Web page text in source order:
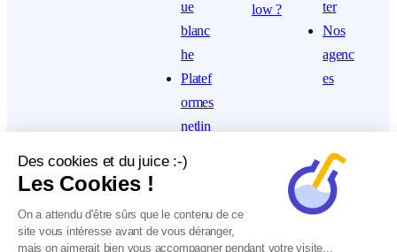
Des cookies et du juice :-)
Les Cookies !
On a attendu d'être sûrs que le contenu de ce
site vous intéresse avant de vous déranger,
mais on aimerait bien vous accompagner pendant votre visite...
ue
blanc
he
Platef
ormes
netlin
low ?
ter
Nos
agenc
es